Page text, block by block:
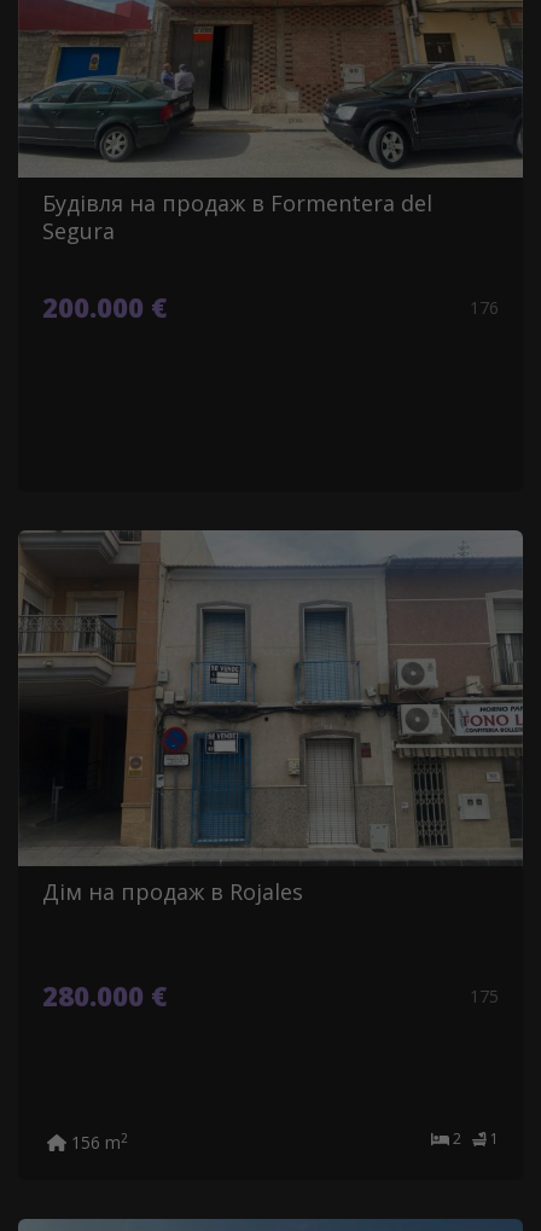
Будівля на продаж в Formentera del
Segura
200.000 € 176
Дім на продаж в Rojales
280.000 € 175
2 1
156 m2